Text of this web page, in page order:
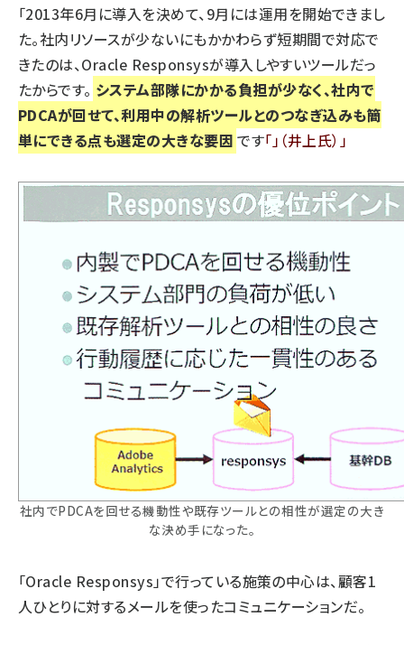
「2013年6月に導入を決めて、9月には運用を開始できまし
た。社内リソースが少ないにもかかわらず短期間で対応で
きたのは、Oracle Responsysが導入しやすいツールだっ
たからです。 システム部隊にかかる負担が少なく、社内で
PDCAが回せて、利用中の解析ツールとのつなぎ込みも簡
単にできる点も選定の大きな要因 です 」（井上氏）
社内でPDCAを回せる機動性や既存ツールとの相性が選定の大き
な決め手になった。
「Oracle Responsys」で行っている施策の中心は、顧客1
人ひとりに対するメールを使ったコミュニケーションだ。